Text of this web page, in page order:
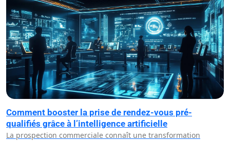
Comment booster la prise de rendez-vous pré-
qualifiés grâce à l’intelligence artificielle
La prospection commerciale connaît une transformation